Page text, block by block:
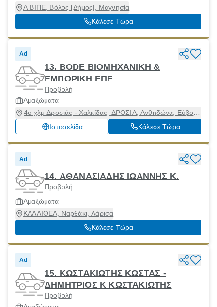
Α ΒΙΠΕ, Βόλος [Δήμος], Μαγνησία
Κάλεσε Τώρα
Ad
13. BODE ΒΙΟΜΗΧΑΝΙΚΗ &
ΕΜΠΟΡΙΚΗ ΕΠΕ
Προβολή
Αμαξώματα
4ο χλμ Δροσιάς - Χαλκίδας, ΔΡΟΣΙΑ, Ανθηδώνα, Εύβοια,
34100
Ιστοσελίδα Κάλεσε Τώρα
Ad
14. ΑΘΑΝΑΣΙΑΔΗΣ ΙΩΑΝΝΗΣ Κ.
Προβολή
Αμαξώματα
ΚΑΛΛΙΘΕΑ, Ναρθάκι, Λάρισα
Κάλεσε Τώρα
Ad
15. ΚΩΣΤΑΚΙΩΤΗΣ ΚΩΣΤΑΣ -
ΔΗΜΗΤΡΙΟΣ Κ ΚΩΣΤΑΚΙΩΤΗΣ
Προβολή